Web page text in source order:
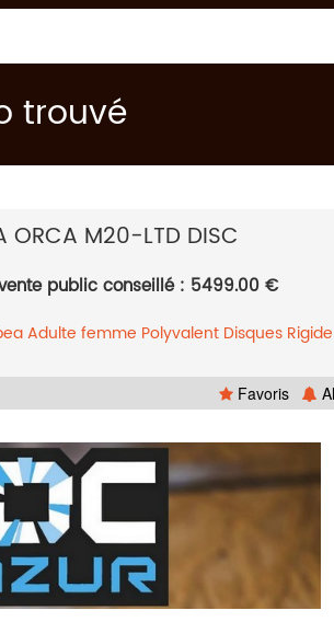
trouvé
ORCA M20-LTD DISC
public conseillé : 5499.00 €
Adulte femme Polyvalent Disques Rigide
Favoris